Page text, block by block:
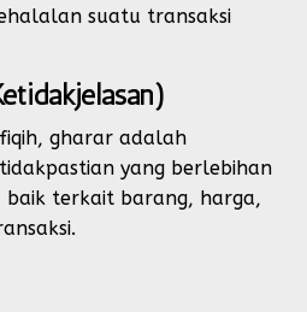
suatu transaksi
gharar adalah
yang berlebihan
terkait barang, harga,